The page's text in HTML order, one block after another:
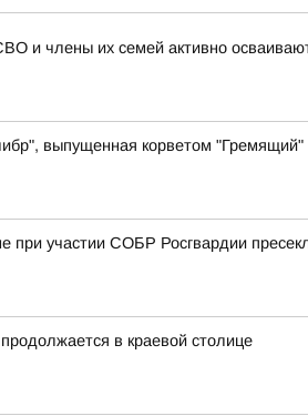
и члены их семей активно
выпущенная корветом "Гремящий"
при участии СОБР Росгвардии
в краевой столице